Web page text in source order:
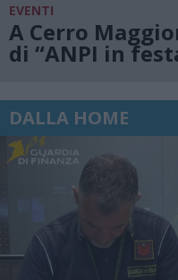
EVENTI
A Cerro
di “ANPI in
DALLA HOME